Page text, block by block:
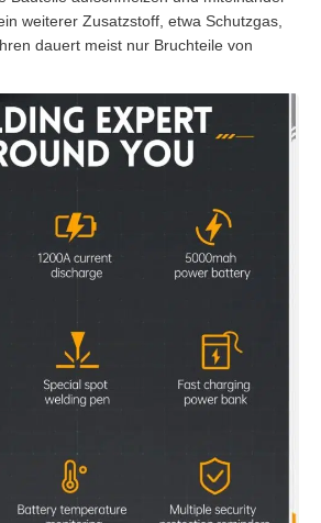
weiterer Zusatzstoff, etwa Schutzgas,
dauert meist nur Bruchteile von